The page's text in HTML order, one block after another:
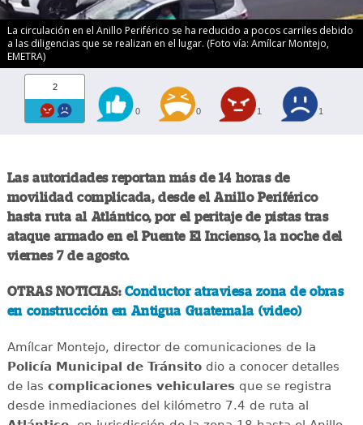
La circulación en el Anillo Periférico se ha reducido a pocos carriles debido
a las diligencias que se realizan en el lugar. (Foto vía: Amílcar Montejo,
EMETRA)
2
0 0 1 1
Las autoridades reportan más de 14 horas de
movilidad complicada, desde el Anillo Periférico
hasta ruta al Atlántico, por el peritaje de pistas tras
ataque armado en el Puente El Incienso, la noche del
viernes 7 de agosto.
OTRAS NOTICIAS: Conductor atraviesa zona de obras
en construcción en Antigua Guatemala (video)
Amílcar Montejo, director de comunicaciones de la
Policía Municipal de Tránsitodio a conocer detalles
de las complicaciones vehicularesque se registra
desde inmediaciones del kilómetro 7.4 de ruta al